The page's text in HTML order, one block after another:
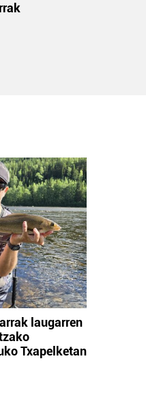
laugarren
Txapelketan